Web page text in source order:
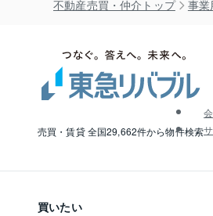
不動産売買・仲介トップ 事業
売買・賃貸 全国29,662件から物件検索
買いたい